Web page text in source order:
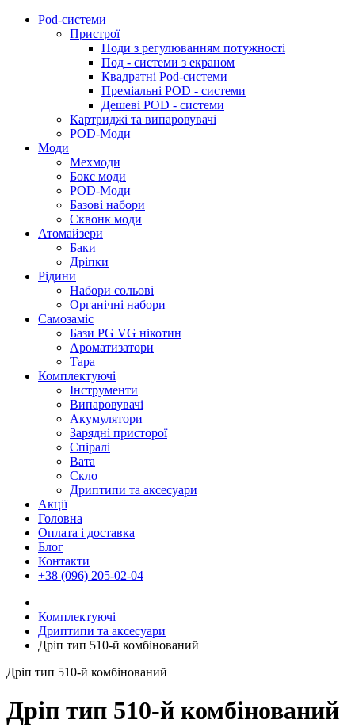
Pod-системи
Пристрої
Поди з регулюванням потужності
Под - системи з екраном
Квадратні Pod-системи
Преміальні POD - системи
Дешеві POD - системи
Картриджі та випаровувачі
POD-Моди
Моди
Мехмоди
Бокс моди
POD-Моди
Базові набори
Сквонк моди
Атомайзери
Баки
Дріпки
Рідини
Набори сольові
Органічні набори
Самозаміс
Бази PG VG нікотин
Ароматизатори
Тара
Комплектуючі
Інструменти
Випаровувачі
Акумулятори
Зарядні присторої
Спіралі
Вата
Скло
Дриптипи та аксесуари
Акції
Головна
Оплата і доставка
Блог
Контакти
+38 (096) 205-02-04
Комплектуючі
Дриптипи та аксесуари
Дріп тип 510-й комбінований
Дріп тип 510-й комбінований
Дріп тип 510-й комбінований